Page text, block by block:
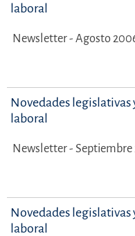
laboral
Newsletter - Agosto
Novedades legislativas
laboral
Newsletter - Septiembre
Novedades legislativas
laboral